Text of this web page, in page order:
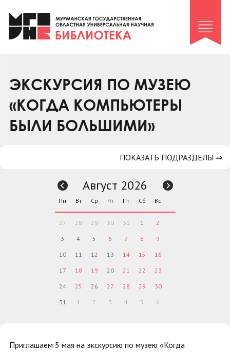
Клуб «Гиря и сельдерей»
Клуб «Семейный архив»
Коллегам
Контакты
ЭКСКУРСИЯ ПО МУЗЕЮ
«КОГДА КОМПЬЮТЕРЫ
БЫЛИ БОЛЬШИМИ»
Приглашаем 5 мая на экскурсию по музею «Когда
ПОКАЗАТЬ ПОДРАЗДЕЛЫ ⇒
Август 2026
Пн Вт Ср Чт Пт Сб Вс
27 28 29 30 31 1 2
3 4 5 6 7 8 9
10 11 12 13 14 15 16
17 18 19 20 21 22 23
24 25 26 27 28 29 30
31 1 2 3 4 5 6